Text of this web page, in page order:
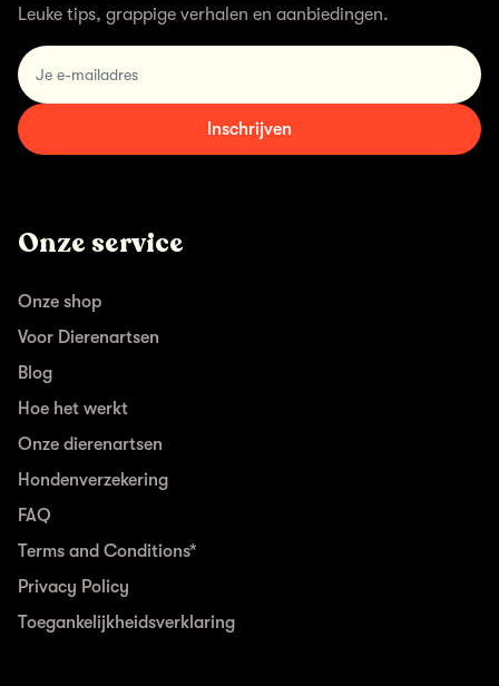
Leuke tips, grappige verhalen en aanbiedingen.
email
Inschrijven
Onze service
Onze shop
Voor Dierenartsen
Blog
Hoe het werkt
Onze dierenartsen
Hondenverzekering
FAQ
Terms and Conditions*
Privacy Policy
Toegankelijkheidsverklaring